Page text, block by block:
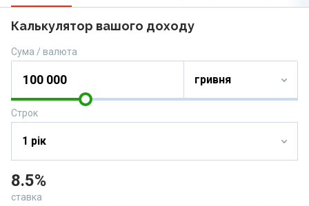
Калькулятор вашого доходу
Сума / валюта
Строк
8.5%
ставка